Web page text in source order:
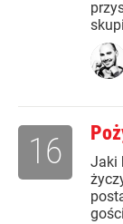
Jaki
16